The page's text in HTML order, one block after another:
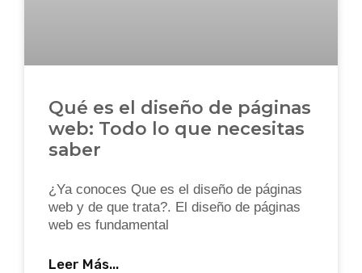
Qué es el diseño de páginas
web: Todo lo que necesitas
saber
¿Ya conoces Que es el diseño de páginas
web y de que trata?. El diseño de páginas
web es fundamental
Leer Más...